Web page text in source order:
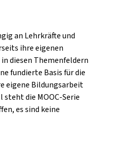
an Lehrkräfte und
ihre eigenen
diesen Themenfeldern
fundierte Basis für die
eigene Bildungsarbeit
die MOOC-Serie
es sind keine